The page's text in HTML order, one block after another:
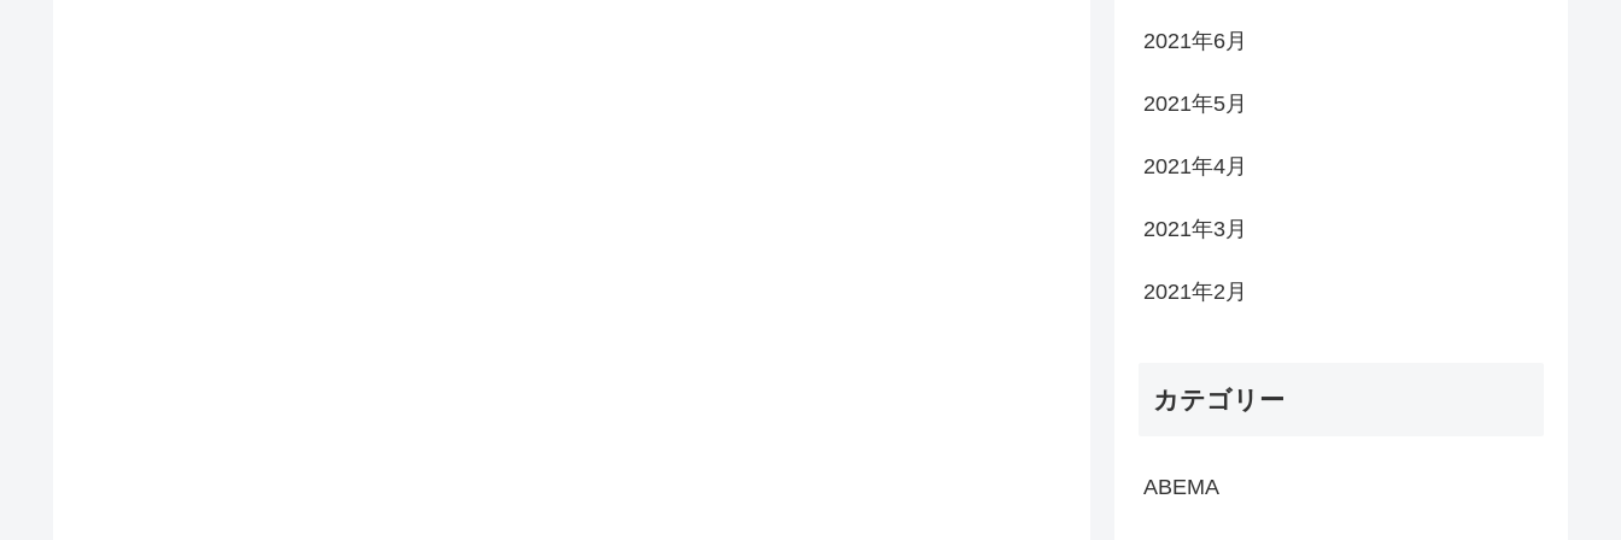
2021年6月
2021年5月
2021年4月
2021年3月
2021年2月
カテゴリー
ABEMA